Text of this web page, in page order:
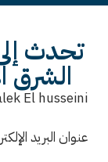
تحدث
الشرق
El husseini
عنوان البريد